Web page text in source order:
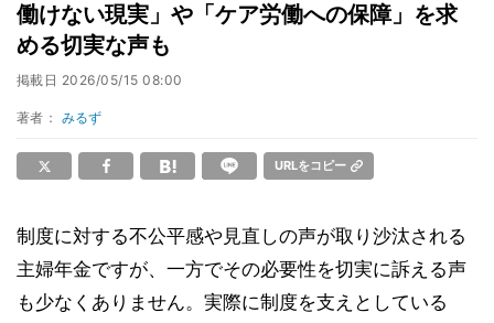
働けない現実」や「ケア労働への保障」を求
める切実な声も
掲載日 2026/05/15 08:00
著者： みるず
URLをコピー
制度に対する不公平感や見直しの声が取り沙汰される
主婦年金ですが、一方でその必要性を切実に訴える声
も少なくありません。実際に制度を支えとしている